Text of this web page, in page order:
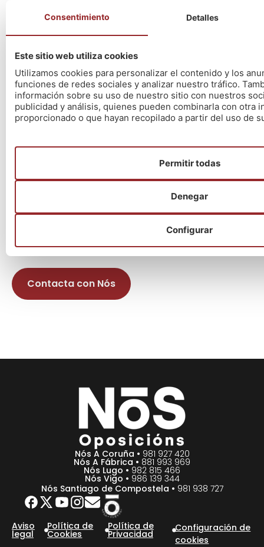
El método Nós – Resultados Oposiciones
Educación 2026
13/07/2026
Xeración21 – Un nuevo proyecto
Convocatoria Diputación de Pontevedra
27/06/2026
Oferta Empleo Público 2026 – Ayuntamiento
A Coruña
Contacta con Nós
Nós A Coruña • 981 927 420
Nós A Fábrica • 881 993 969
Nós Lugo • 982 815 466
Nós Vigo • 986 139 344
Nós Santiago de Compostela • 981 938 727
Aviso
legal
Política de
Cookies
Política de
Privacidad
Configuración de
cookies
Consentimiento Detalles
Este sitio web utiliza cookies
Utilizamos cookies para personalizar el contenido y los
funciones de redes sociales y analizar nuestro tráfico.
información sobre su uso de nuestro sitio con nuestros
publicidad y análisis, quienes pueden combinarla con otra
proporcionado o que hayan recopilado a partir del uso de
Configurar
Denegar
Permitir todas